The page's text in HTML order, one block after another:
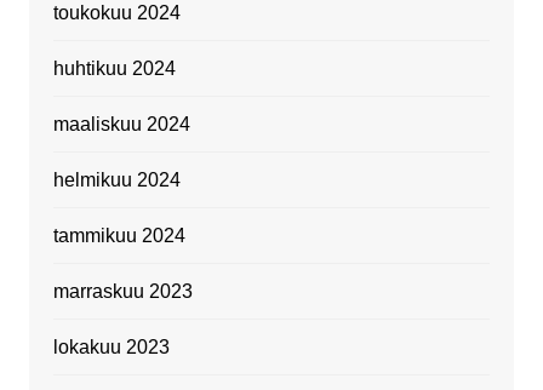
toukokuu 2024
huhtikuu 2024
maaliskuu 2024
helmikuu 2024
tammikuu 2024
marraskuu 2023
lokakuu 2023